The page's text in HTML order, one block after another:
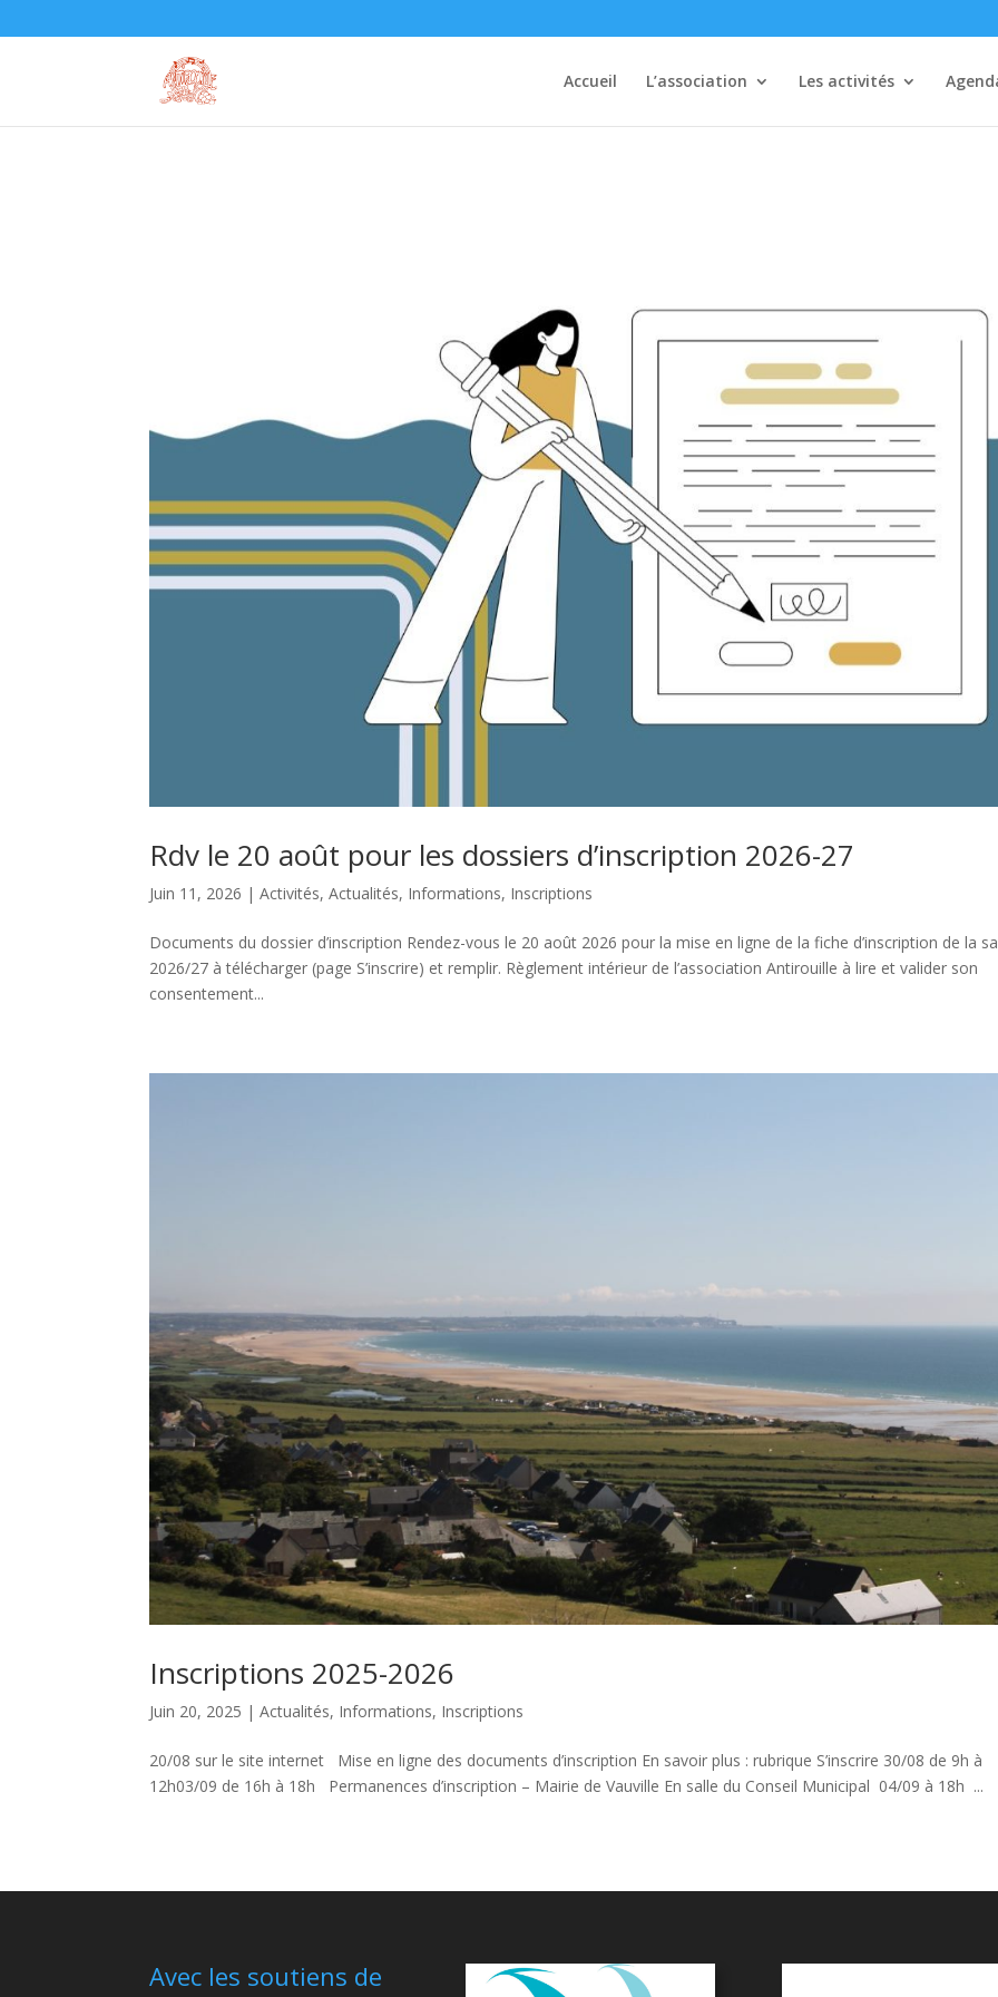
Accueil L’association Les activités
Rdv le 20 août pour les dossiers d’inscription 2026-27
Juin 11, 2026 |Activités,Actualités, Informations, Inscriptions
Documents du dossier d’inscription Rendez-vous le 20 août 2026 pour la mise en ligne de la fiche d’inscription de la
2026/27 à télécharger (page S’inscrire) et remplir. Règlement intérieur de l’association Antirouille à lire et valider son
consentement...
Inscriptions 2025-2026
Juin 20, 2025 |Actualités, Informations, Inscriptions
20/08 sur le site internet Mise en ligne des documents d’inscription En savoir plus : rubrique S’inscrire 30/08 de 9h à
12h03/09 de 16h à 18h Permanences d’inscription – Mairie de Vauville En salle du Conseil Municipal 04/09 à 18h ...
Avec les soutiens de